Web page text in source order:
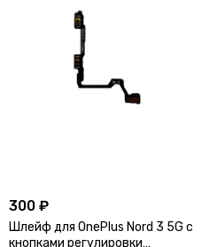
300 ₽
Шлейф для OnePlus Nord 3 5G с
кнопками регулировки